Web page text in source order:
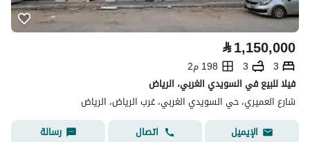
⃁1,150,000
3
3
198 م2
فيلا للبيع في السويدي الغربي، الرياض
شارع العميري، حي السويدي الغربي، غرب الرياض، الرياض
الإيميل
اتصال رسالة